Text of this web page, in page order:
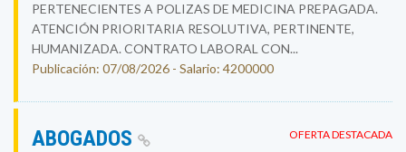
PERTENECIENTES A POLIZAS DE MEDICINA PREPAGADA.
ATENCIÓN PRIORITARIA RESOLUTIVA, PERTINENTE,
HUMANIZADA. CONTRATO LABORAL CON...
Publicación: 07/08/2026 - Salario: 4200000
OFERTA DESTACADA
ABOGADOS